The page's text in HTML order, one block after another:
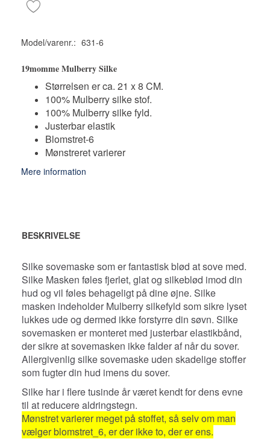
Model/varenr.: 631-6
19momme Mulberry Silke
Størrelsen er ca. 21 x 8 CM.
100% Mulberry silke stof.
100% Mulberry silke fyld.
Justerbar elastik
Blomstret-6
Mønstreret varierer
Mere information
BESKRIVELSE
Silke sovemaske som er fantastisk blød at sove med.
Silke Masken føles fjerlet, glat og silkeblød imod din
hud og vil føles behageligt på dine øjne. Silke
masken indeholder Mulberry silkefyld som sikre lyset
lukkes ude og dermed ikke forstyrre din søvn. Silke
sovemasken er monteret med justerbar elastikbånd,
der sikre at sovemasken ikke falder af når du sover.
Allergivenlig silke sovemaske uden skadelige stoffer
som fugter din hud imens du sover.
Silke har i flere tusinde år været kendt for dens evne
til at reducere aldringstegn.
Mønstret varierer meget på stoffet, så selv om man
vælger blomstret_6, er der ikke to, der er ens.